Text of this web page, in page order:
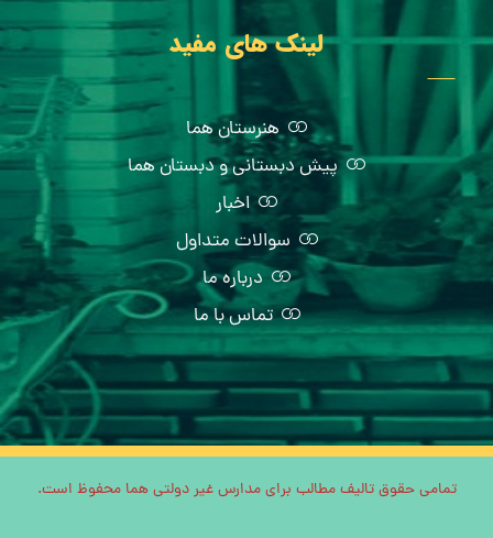
لینک های مفید
هنرستان هما
پیش دبستانی و دبستان هما
اخبار
سوالات متداول
درباره ما
تماس با ما
تمامی حقوق تالیف مطالب برای مدارس غیر دولتی هما محفوظ است.